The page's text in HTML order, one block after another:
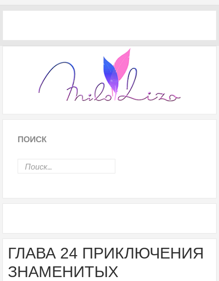
ПОИСК
ГЛАВА 24 ПРИКЛЮЧЕНИЯ
ЗНАМЕНИТЫХ